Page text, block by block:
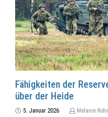
Fähigkeiten der
über der Heide
5. Januar 2026 Melanie